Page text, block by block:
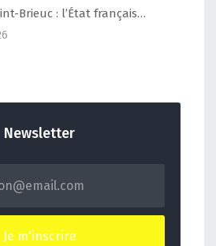
Brieuc : l’État français…
Newsletter